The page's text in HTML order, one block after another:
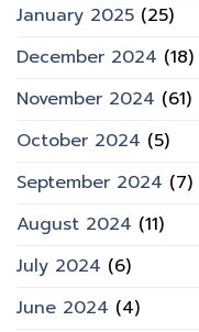
January 2025 (25)
December 2024 (18)
November 2024 (61)
October 2024 (5)
September 2024 (7)
August 2024 (11)
July 2024 (6)
June 2024 (4)